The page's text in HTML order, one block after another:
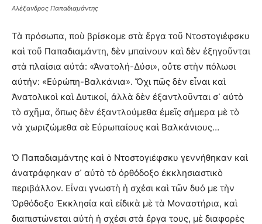
Αλέξανδρος Παπαδιαμάντης
Τὰ πρόσωπα, ποὺ βρίσκομε στὰ ἔργα τοῦ Ντοστογιέφσκυ
καὶ τοῦ Παπαδιαμάντη, δὲν μπαίνουν καὶ δὲν ἐξηγοῦνται
στὰ πλαίσια αὐτά: «Ἀνατολή-Δύσι», οὔτε στὴν πόλωσι
αὐτήν: «Εὐρώπη-Βαλκάνια». Ὄχι πῶς δὲν εἶναι καὶ
Ἀνατολικοὶ καὶ Δυτικοί, ἀλλὰ δὲν ἐξαντλοῦνται σ᾿ αὐτὸ
τὸ σχῆμα, ὅπως δὲν ἐξαντλούμεθα ἐμεῖς σήμερα μὲ τὸ
νὰ χωριζώμεθα σὲ Εὐρωπαίους καὶ Βαλκάνιους…
Ὁ Παπαδιαμάντης καὶ ὁ Ντοστογιέφσκυ γεννήθηκαν καὶ
ἀνατράφηκαν σ᾿ αὐτὸ τὸ ὀρθόδοξο ἐκκλησιαστικὸ
περιβάλλον. Εἶναι γνωστὴ ἡ σχέσι καὶ τῶν δυό με τὴν
Ὀρθόδοξο Ἐκκλησία καὶ εἰδικὰ μὲ τὰ Μοναστήρια, καὶ
διαπιστώνεται αὐτὴ ἡ σχέσι στὰ ἔργα τους, μὲ διαφορὲς